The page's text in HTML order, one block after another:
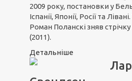
2009 року, постановки у
Іспанії, Японії, Росії та
Роман Поланскі зняв стрічку
(2011).
Детальніше